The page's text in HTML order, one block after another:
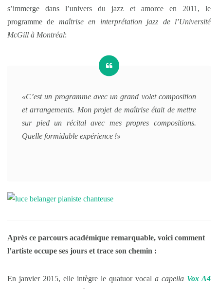
s’immerge dans l’univers du jazz et amorce en 2011, le
programme de maîtrise en interprétation jazz de l’Université
McGill à Montréal:
«C’est un programme avec un grand volet composition
et arrangements. Mon projet de maîtrise était de mettre
sur pied un récital avec mes propres compositions.
Quelle formidable expérience !»
Après ce parcours académique remarquable, voici comment
l’artiste occupe ses jours et trace son chemin :
En janvier 2015, elle intègre le quatuor vocal a capella Vox A4